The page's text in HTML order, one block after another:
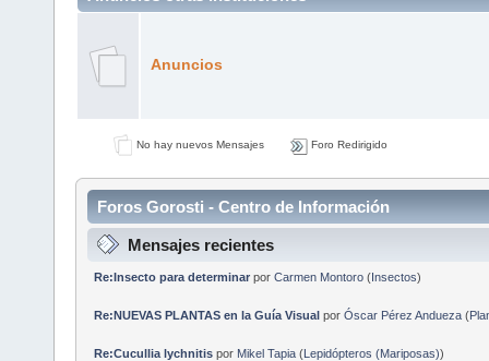
Anuncios
No hay nuevos Mensajes Foro Redirigido
Foros Gorosti - Centro de Información
Mensajes recientes
Re:Insecto para determinarpor Carmen Montoro(Insectos)
Re:NUEVAS PLANTAS en la Guía Visualpor Óscar Pérez Andueza(
Re:Cucullia lychnitispor Mikel Tapia(Lepidópteros (Mariposas))